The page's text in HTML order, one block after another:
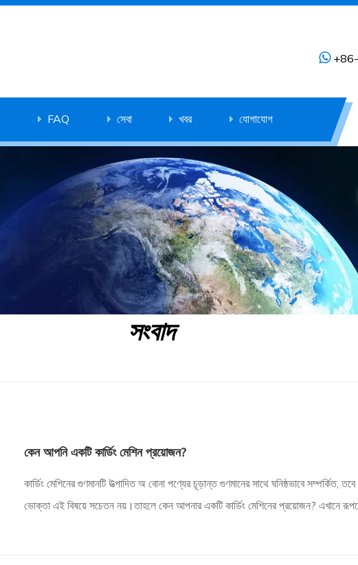

FAQ সেবা খবর যোগাযোগ
সংবাদ
কেন আপনি একটি কার্ডিং মেশিন প্রয়োজন?
কার্ডিং মেশিনের গুণমানটি উত্পাদিত অ বোনা পণ্যের চূড়ান্ত গুণমানের সাথে ঘনিষ্ঠভাবে সম্পর্কিত,
ভোক্তা এই বিষয়ে সচেতন নয়।তাহলে কেন আপনার একটি কার্ডিং মেশিনের প্রয়োজন? এখানে